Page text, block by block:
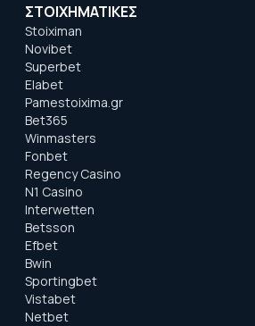
ΣΤΟΙΧΗΜΑΤΙΚΕΣ
Stoiximan
Novibet
Superbet
Elabet
Pamestoixima.gr
Bet365
Winmasters
Fonbet
Regency Casino
N1 Casino
Interwetten
Betsson
Efbet
Bwin
Sportingbet
Vistabet
Netbet